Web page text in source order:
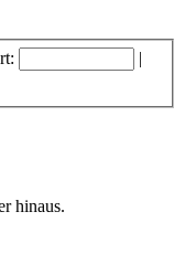
|
hinaus.